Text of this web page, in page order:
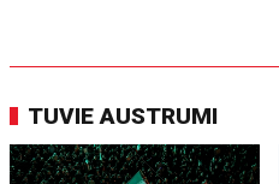
TUVIE AUSTRUMI